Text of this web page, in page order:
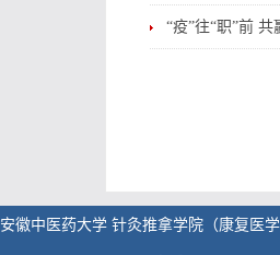
“疫”往“职”前
安徽中医药大学 针灸推拿学院（康复医